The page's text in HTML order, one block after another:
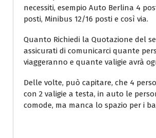
necessiti, esempio Auto Berlina 4
posti, Minibus 12/16 posti e così via.
Quanto Richiedi la Quotazione del
assicurati di comunicarci quante
viaggeranno e quante valigie avrà
Delle volte, può capitare, che 4
con 2 valigie a testa, in auto le
comode, ma manca lo spazio per i